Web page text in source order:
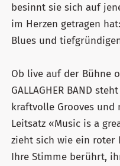
besinnt sie sich auf
im Herzen getragen
Blues und
Ob live auf der Bühne
GALLAGHER BAND
kraftvolle Grooves und
Leitsatz «Music is a
zieht sich wie ein roter
Ihre Stimme berührt,